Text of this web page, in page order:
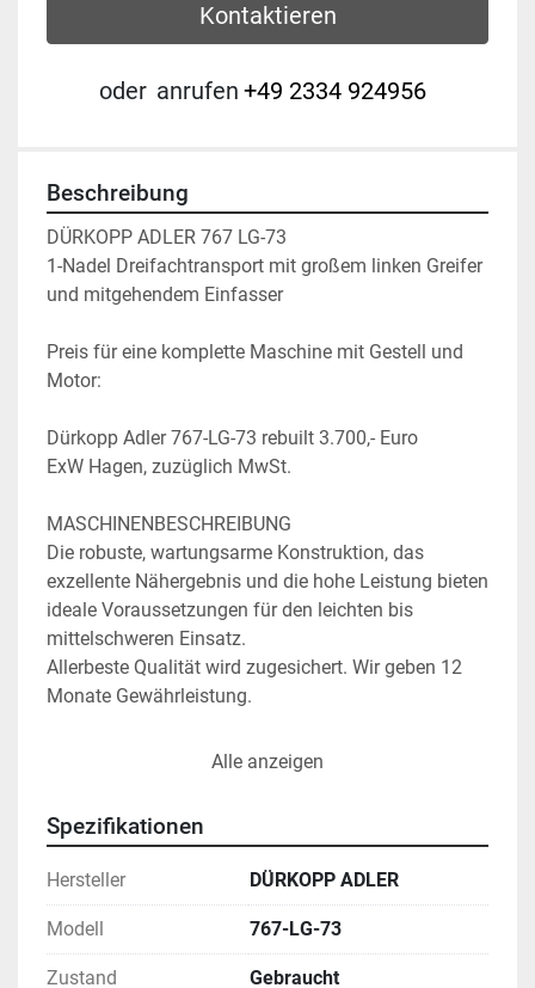
Kontaktieren
oder anrufen +49 2334 924956
Beschreibung
DÜRKOPP ADLER 767 LG-73
1-Nadel Dreifachtransport mit großem linken Greifer
und mitgehendem Einfasser
Preis für eine komplette Maschine mit Gestell und
Motor:
Dürkopp Adler 767-LG-73 rebuilt 3.700,- Euro
ExW Hagen, zuzüglich MwSt.
MASCHINENBESCHREIBUNG
Die robuste, wartungsarme Konstruktion, das
exzellente Nähergebnis und die hohe Leistung bieten
ideale Voraussetzungen für den leichten bis
mittelschweren Einsatz.
Allerbeste Qualität wird zugesichert. Wir geben 12
Monate Gewährleistung.
Sonderaustattung: Puller Alle anzeigen
Spezifikationen
Hersteller DÜRKOPP ADLER
Modell 767-LG-73
Zustand Gebraucht